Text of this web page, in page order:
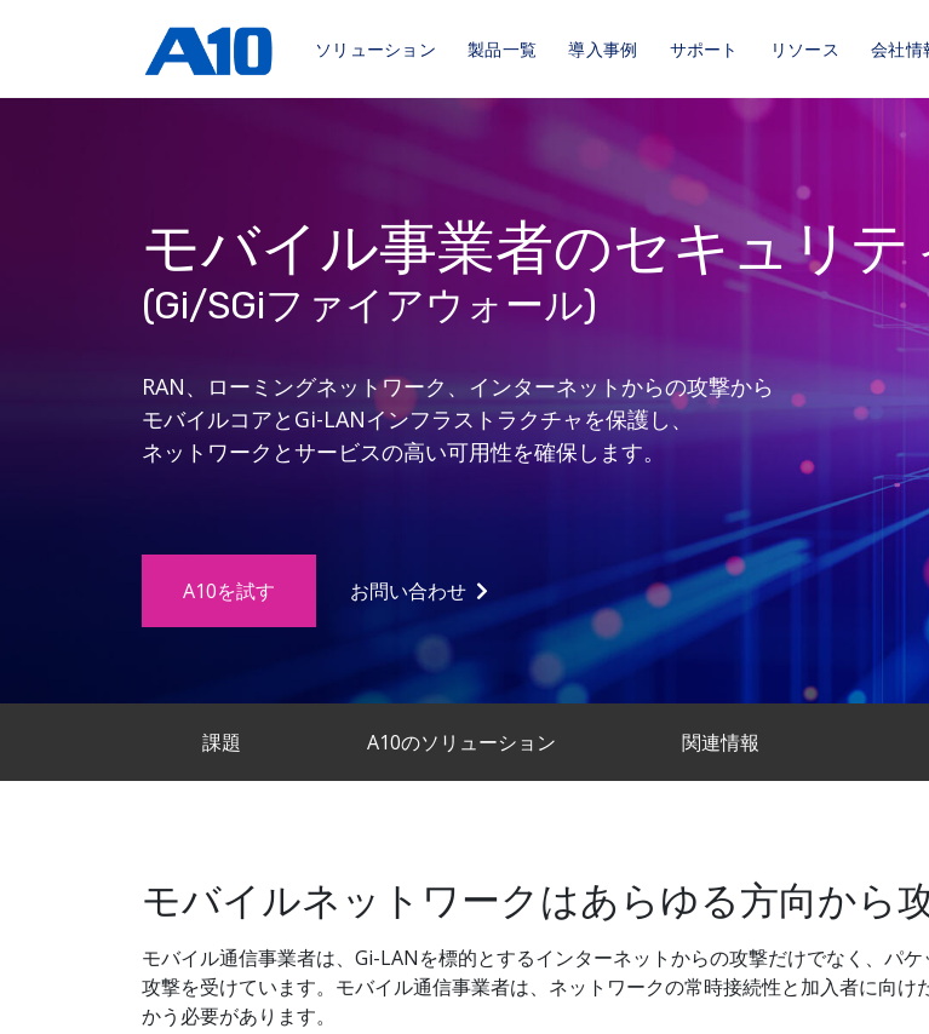
ソリューション 製品一覧 導入事例 サポート リソース 会社情
モバイル事業者のセキュリテ
(Gi/SGiファイアウォール)
RAN、ローミングネットワーク、インターネットからの攻撃から
モバイルコアとGi-LANインフラストラクチャを保護し、
ネットワークとサービスの高い可用性を確保します。
A10を試す お問い合わせ
課題 A10のソリューション 関連情報
モバイルネットワークはあらゆる方向から
モバイル通信事業者は、Gi-LANを標的とするインターネットからの攻撃だけでなく、パ
攻撃を受けています。モバイル通信事業者は、ネットワークの常時接続性と加入者に向
かう必要があります。